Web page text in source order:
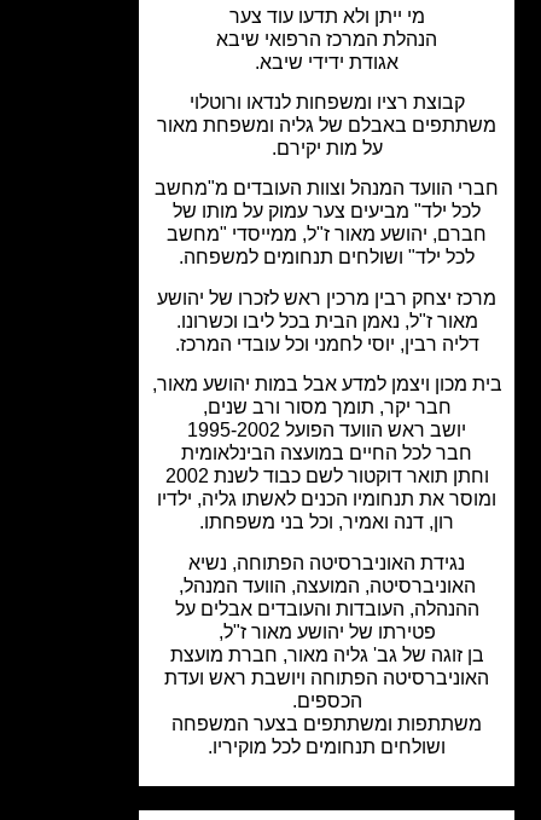
מי ייתן ולא תדעו עוד צער
הנהלת המרכז הרפואי שיבא
אגודת ידידי שיבא.
קבוצת רציו ומשפחות לנדאו ורוטלוי
באבלם של גליה ומשפחת מאור
על מות יקירם.
הוועד המנהל וצוות העובדים מ"מחשב
ילד" מביעים צער עמוק על מותו של
יהושע מאור ז"ל, ממייסדי "מחשב
לכל ילד" ושולחים תנחומים למשפחה.
יצחק רבין מרכין ראש לזכרו של יהושע
מאור ז"ל, נאמן הבית בכל ליבו וכשרונו.
דליה רבין, יוסי לחמני וכל עובדי המרכז.
מכון ויצמן למדע אבל במות יהושע מאור,
חבר יקר, תומך מסור ורב שנים,
יושב ראש הוועד הפועל 1995-2002
חבר לכל החיים במועצה הבינלאומית
תואר דוקטור לשם כבוד לשנת 2002
את תנחומיו הכנים לאשתו גליה, ילדיו
רון, דנה ואמיר, וכל בני משפחתו.
נגידת האוניברסיטה הפתוחה, נשיא
האוניברסיטה, המועצה, הוועד המנהל,
ההנהלה, העובדות והעובדים אבלים על
פטירתו של יהושע מאור ז"ל,
זוגה של גב' גליה מאור, חברת מועצת
הפתוחה ויושבת ראש ועדת
הכספים.
ומשתתפים בצער המשפחה
ושולחים תנחומים לכל מוקיריו.